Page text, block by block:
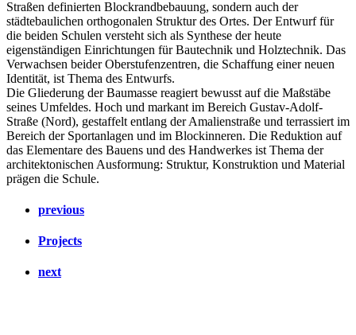
Straßen definierten Blockrandbebauung, sondern auch der
städtebaulichen orthogonalen Struktur des Ortes. Der Entwurf für
die beiden Schulen versteht sich als Synthese der heute
eigenständigen Einrichtungen für Bautechnik und Holztechnik. Das
Verwachsen beider Oberstufenzentren, die Schaffung einer neuen
Identität, ist Thema des Entwurfs.
Die Gliederung der Baumasse reagiert bewusst auf die Maßstäbe
seines Umfeldes. Hoch und markant im Bereich Gustav-Adolf-
Straße (Nord), gestaffelt entlang der Amalienstraße und terrassiert im
Bereich der Sportanlagen und im Blockinneren. Die Reduktion auf
das Elementare des Bauens und des Handwerkes ist Thema der
architektonischen Ausformung: Struktur, Konstruktion und Material
prägen die Schule.
previous
Projects
next